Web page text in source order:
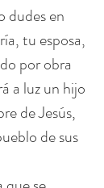
dudes en
tu esposa,
por obra
a luz un hijo
de Jesús,
de sus